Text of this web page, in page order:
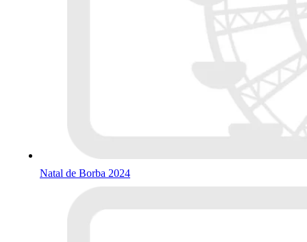
Natal de Borba 2024